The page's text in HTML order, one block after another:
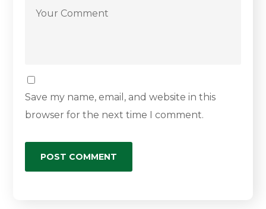
Save my name, email, and website in this
browser for the next time I comment.